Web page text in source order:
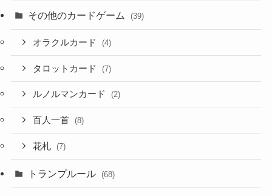
その他のカードゲーム (39)
オラクルカード (4)
タロットカード (7)
ルノルマンカード (2)
百人一首 (8)
花札 (7)
トランプルール (68)